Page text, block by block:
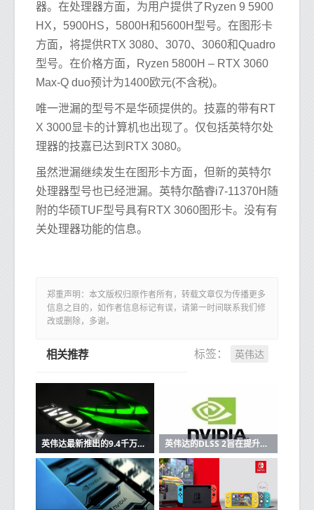
器。在处理器方面，为用户提供了Ryzen 9 5900
HX，5900HS，5800H和5600H型号。在图形卡
方面，将提供RTX 3080、3070、3060和Quadro
型号。在价格方面，Ryzen 5800H – RTX 3060
Max-Q duo预计为1400欧元(不含税)。
唯一泄漏的型号不是华硕提供的。技嘉的带有RT
X 3000显卡的计算机也出现了。仅包括英特尔处
理器的技嘉已达到RTX 3080。
虽然泄漏继续发生在图形卡方面，但新的英特尔
处理器型号也已经泄漏。英特尔酷睿i7-11370H随
附的华硕TUF型号具有RTX 3060图形卡。没有有
关处理器功能的信息。
郑重声明：本文版权归原作者所有，转载文章仅为传播更多
信息之目的，如作者信息标记有误，请第一时间联系我们修
改或删除，多谢。
标签： 英伟达
相关推荐
英伟达最新推出的9.4千万亿次超级计算机旨在帮助训练自动驾驶汽车 英伟达的DLSS 2旨在提升其低分辨率的声誉